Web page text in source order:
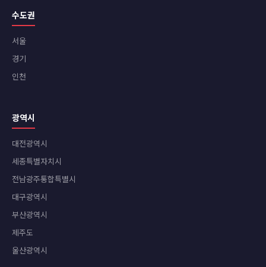
수도권
서울
경기
인천
광역시
대전광역시
세종특별자치시
전남광주통합특별시
대구광역시
부산광역시
제주도
울산광역시